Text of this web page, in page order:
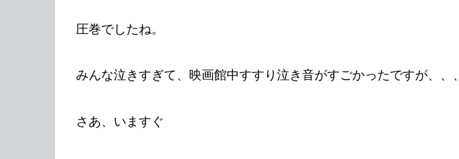
圧巻でしたね。
みんな泣きすぎて、映画館中すすり泣き音がすごかったですが、、、
さあ、いますぐ